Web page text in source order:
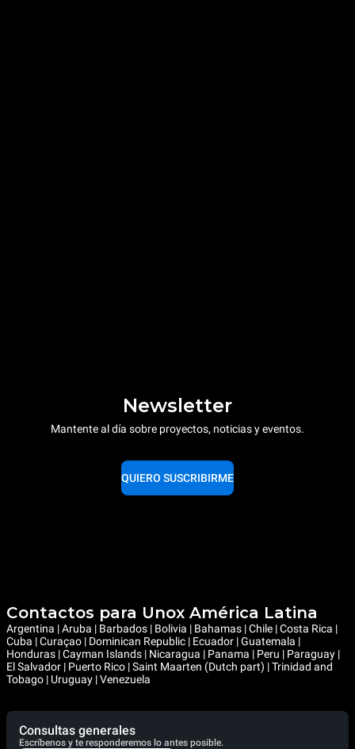
Newsletter
Mantente al día sobre proyectos, noticias y eventos.
QUIERO SUSCRIBIRME
Contactos para Unox América Latina
Argentina | Aruba | Barbados | Bolivia | Bahamas | Chile | Costa Rica |
Cuba | Curaçao | Dominican Republic | Ecuador | Guatemala |
Honduras | Cayman Islands | Nicaragua | Panama | Peru | Paraguay |
El Salvador | Puerto Rico | Saint Maarten (Dutch part) | Trinidad and
Tobago | Uruguay | Venezuela
Consultas generales
Escríbenos y te responderemos lo antes posible.